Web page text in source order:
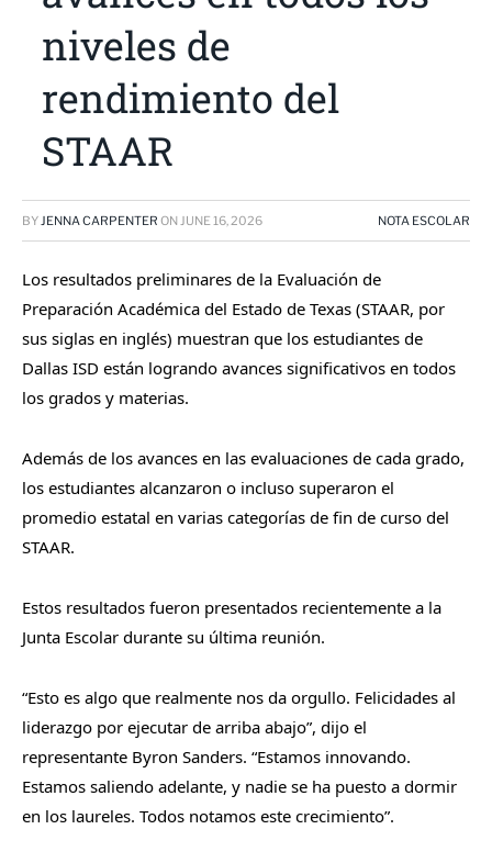
niveles de
rendimiento del
STAAR
BYJENNA CARPENTER ON JUNE 16, 2026 NOTA ESCOLAR
Los resultados preliminares de la Evaluación de
Preparación Académica del Estado de Texas (STAAR, por
sus siglas en inglés) muestran que los estudiantes de
Dallas ISD están logrando avances significativos en todos
los grados y materias.
Además de los avances en las evaluaciones de cada grado,
los estudiantes alcanzaron o incluso superaron el
promedio estatal en varias categorías de fin de curso del
STAAR.
Estos resultados fueron presentados recientemente a la
Junta Escolar durante su última reunión.
“Esto es algo que realmente nos da orgullo. Felicidades al
liderazgo por ejecutar de arriba abajo”, dijo el
representante Byron Sanders. “Estamos innovando.
Estamos saliendo adelante, y nadie se ha puesto a dormir
en los laureles. Todos notamos este crecimiento”.